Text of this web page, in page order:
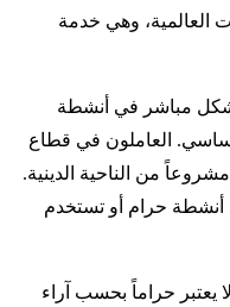
العالمية، وهي خدمة
مباشر في أنشطة
العاملون في قطاع
من الناحية الدينية.
حرام أو تستخدم
يعتبر حراماً بحسب آراء